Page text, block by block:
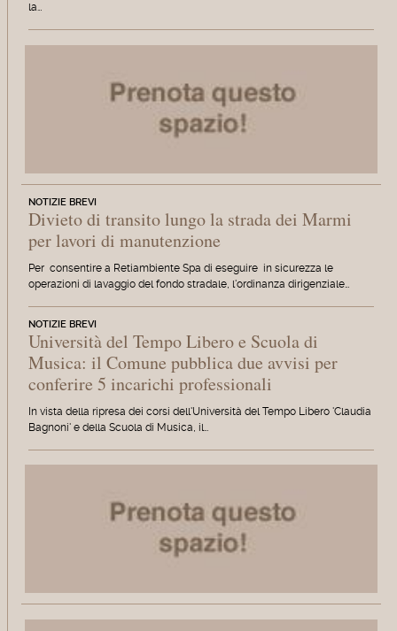
la…
NOTIZIE BREVI
Divieto di transito lungo la strada dei Marmi
per lavori di manutenzione
Per consentire a Retiambiente Spa di eseguire in sicurezza le
operazioni di lavaggio del fondo stradale, l'ordinanza dirigenziale…
NOTIZIE BREVI
Università del Tempo Libero e Scuola di
Musica: il Comune pubblica due avvisi per
conferire 5 incarichi professionali
In vista della ripresa dei corsi dell'Università del Tempo Libero 'Claudia
Bagnoni' e della Scuola di Musica, il…